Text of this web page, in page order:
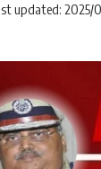
updated: 2025/